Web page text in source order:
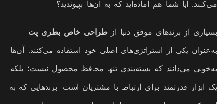
می‌کنند. آیا شما هم آماده‌اید که به آن‌ها بپیوندید؟
بسیاری از برندهای موفق دنیا ازطراحی خاص بطری پت
به‌عنوان یکی از استراتژی‌های اصلی خود استفاده می‌کنند. آن‌ها
به‌خوبی می‌دانند که بسته‌بندی تنها محافظ محصول نیست؛ بلکه
یک ابزار قدرتمند برای ارتباط با مشتریان است. برندهایی که به